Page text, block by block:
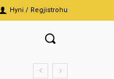
Hyni / Regjistrohu